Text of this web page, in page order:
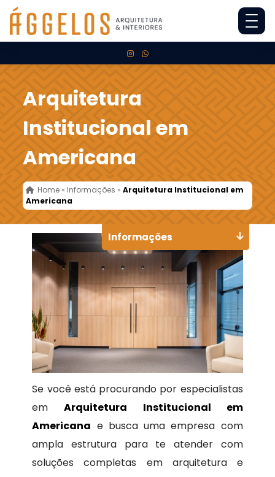
Arquitetura
Institucional em
Americana
Home » Informações »Arquitetura Institucional em
Americana
Se você está procurando por especialistas
emArquitetura Institucional em
Americana e busca uma empresa com
ampla estrutura para te atender com
soluções completas em arquitetura e
Informações